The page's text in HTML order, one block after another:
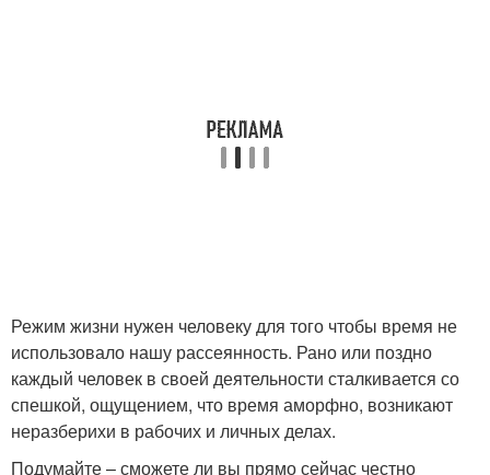
Режим жизни нужен человеку для того чтобы время не
использовало нашу рассеянность. Рано или поздно
каждый человек в своей деятельности сталкивается со
спешкой, ощущением, что время аморфно, возникают
неразберихи в рабочих и личных делах.
Подумайте – сможете ли вы прямо сейчас честно